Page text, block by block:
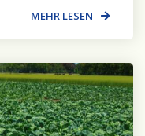
MEHR LESEN